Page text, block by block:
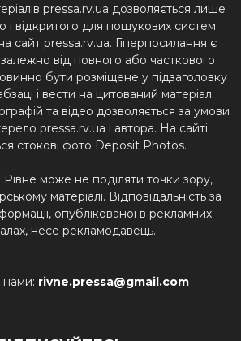
pressa.rv.ua дозволяється лише
і відкритого для пошукових систем
сайт pressa.rv.ua. Гіперпосилання є
від повного або часткового
бути розміщене у підзаголовку
і вести на цитований матеріал.
та відео дозволяється за умови
pressa.rv.ua і автора. На сайті
стокові фото Deposit Photos.
може не поділяти точки зору,
матеріалі. Відповідальність за
опублікованої в рекламних
несе рекламодавець.
нами: rivne.pressa@gmail.com